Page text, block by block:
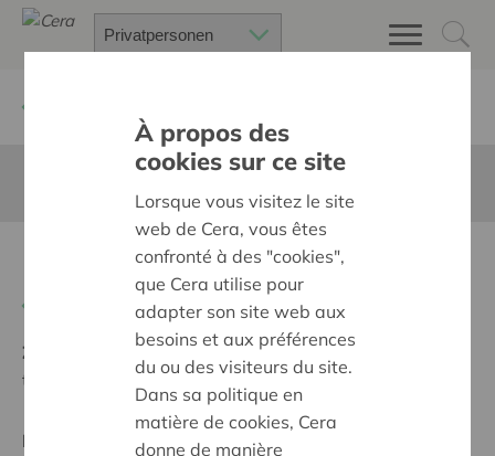
Noodtrap
Ziel:
Des quartiers chaleureux et bienveillants pour
tous
Regionales Projekt
À propos des
cookies sur ce site
Lorsque vous visitez le site
web de Cera, vous êtes
confronté à des "cookies",
que Cera utilise pour
adapter son site web aux
besoins et aux préférences
du ou des visiteurs du site.
Dans sa politique en
matière de cookies, Cera
donne de manière